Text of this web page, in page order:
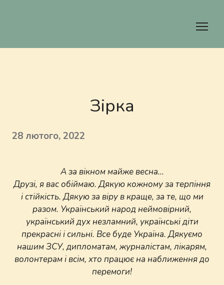
Зірка
28 лютого, 2022
А за вікном майже весна...
Друзі, я вас обіймаю. Дякую кожному за терпіння
і стійкість. Дякую за віру в краще, за те, що ми
разом. Український народ неймовірний,
український дух незламний, українські діти
прекрасні і сильні. Все буде Україна. Дякуємо
нашим ЗСУ, дипломатам, журналістам, лікарям,
волонтерам і всім, хто працює на наближення до
перемоги!